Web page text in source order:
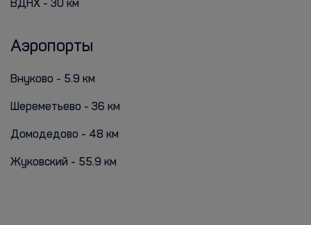
ВДНХ - 30 км
Аэропорты
Внуково - 5.9 км
Шереметьево - 36 км
Домодедово - 48 км
Жуковский - 55.9 км